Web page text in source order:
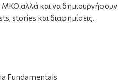
ΜΚΟ αλλά και να δημιουργήσουν
stories και διαφημίσεις.
Fundamentals